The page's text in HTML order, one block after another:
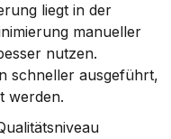
liegt in der
manueller
nutzen.
schneller ausgeführt,
werden.